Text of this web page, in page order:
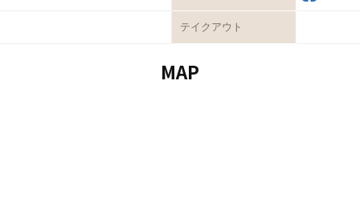
テイクアウト
MAP